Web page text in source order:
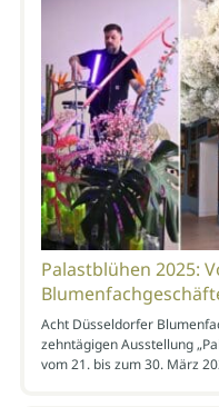
Palastblühen 2025:
Acht Düsseldorfer
zehntägigen Ausstellung
vom 21. bis zum 30. März